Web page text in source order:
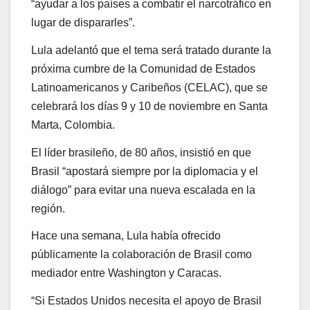
“ayudar a los países a combatir el narcotráfico en
lugar de dispararles”.
Lula adelantó que el tema será tratado durante la
próxima cumbre de la Comunidad de Estados
Latinoamericanos y Caribeños (CELAC), que se
celebrará los días 9 y 10 de noviembre en Santa
Marta, Colombia.
El líder brasileño, de 80 años, insistió en que
Brasil “apostará siempre por la diplomacia y el
diálogo” para evitar una nueva escalada en la
región.
Hace una semana, Lula había ofrecido
públicamente la colaboración de Brasil como
mediador entre Washington y Caracas.
“Si Estados Unidos necesita el apoyo de Brasil